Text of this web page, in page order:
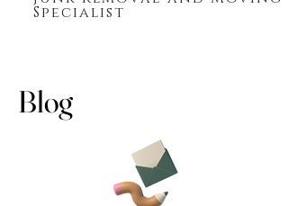
Specialist
Blog